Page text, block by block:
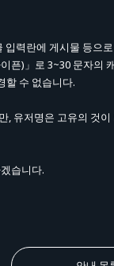
력란에 게시물 등으
픈)」로 3~30 문자의
할 수 없습니다.
, 유저명은 고유의 것
습니다.